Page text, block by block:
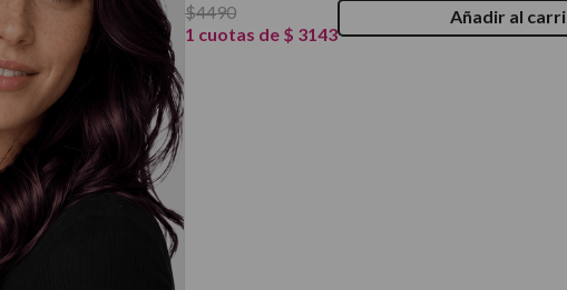
$4490
1 cuotas de $ 3143
Añadir al
loreal
acondicionador
protector térmico